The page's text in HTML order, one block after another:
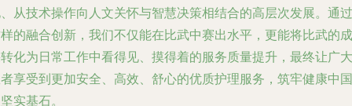
从技术操作向人文关怀与智慧决策相结合的高层次发展。通过
的融合创新，我们不仅能在比武中赛出水平，更能将比武的成
化为日常工作中看得见、摸得着的服务质量提升，最终让广大
享受到更加安全、高效、舒心的优质护理服务，筑牢健康中国
实基石。